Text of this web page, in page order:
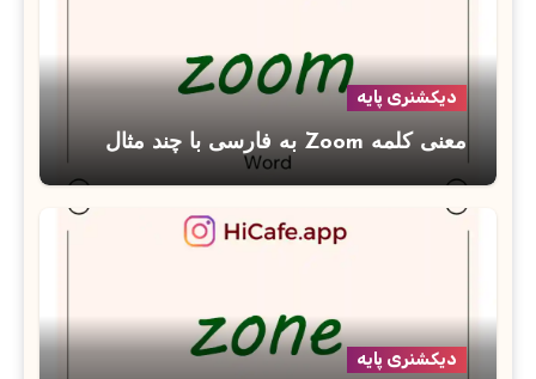
دیکشنری پایه
معنی کلمه Zoom به فارسی با چند مثال
دیکشنری پایه